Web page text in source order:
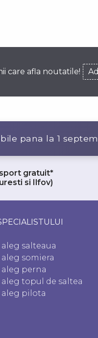
care afla noutatile!
pana la 1
gratuit*
si Ilfov)
salteaua
somiera
perna
topul de saltea
pilota